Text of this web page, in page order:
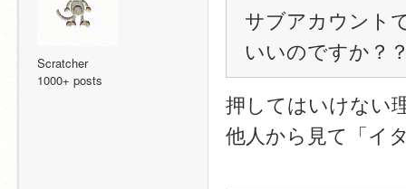
Scratcher
1000+ posts
サブアカウント
いいのですか？
押してはいけない
他人から見て「イ